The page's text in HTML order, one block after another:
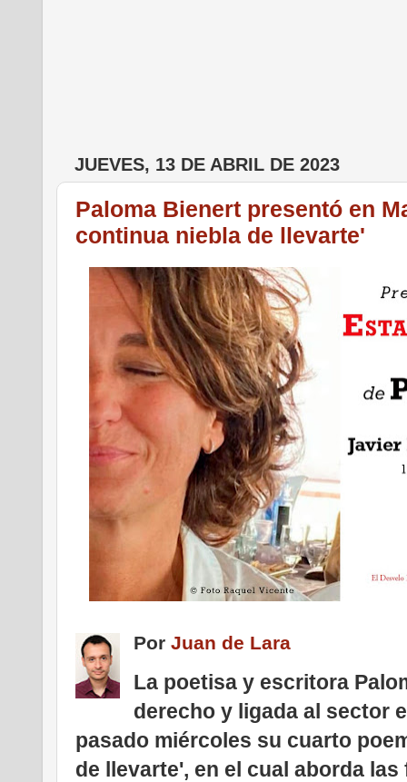
JUEVES, 13 DE ABRIL DE 2023
Paloma Bienert presentó en
continua niebla de llevarte'
Por Juan de Lara
La poetisa y escritora
derecho y ligada al sector
pasado miércoles su cuarto
de llevarte', en el cual aborda